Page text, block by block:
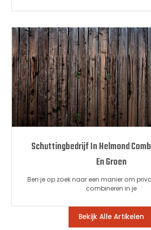
Schuttingbedrijf In Helmond
En Groen
Ben je op zoek naar een manier om
combineren in je
Bekijk Alle Artikelen